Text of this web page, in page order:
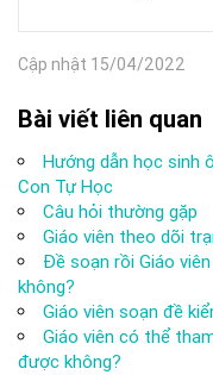
Cập nhật 15/04/2022
Bài viết liên quan
Hướng dẫn học sinh
Con Tự Học
Câu hỏi thường gặp
Giáo viên theo dõi
Đề soạn rồi Giáo
không?
Giáo viên soạn đề
Giáo viên có thể
được không?